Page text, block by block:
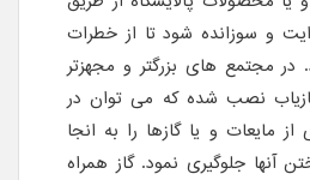
و سوزانده شود تا از خطرات
در مجتمع های بزرگتر و مجهزتر
نصب شده که می توان در
مایعات و یا گازها را به انجا
آنها جلوگیری نمود. گاز همراه